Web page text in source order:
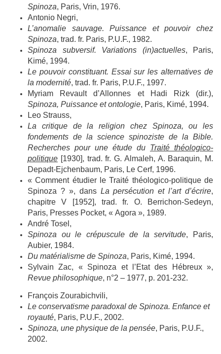
Spinoza, Paris, Vrin, 1976.
Antonio Negri,
L’anomalie sauvage. Puissance et pouvoir chez
Spinoza, trad. fr. Paris, P.U.F., 1982.
Spinoza subversif. Variations (in)actuelles, Paris,
Kimé, 1994.
Le pouvoir constituant. Essai sur les alternatives de
la modernité, trad. fr. Paris, P.U.F., 1997.
Myriam Revault d’Allonnes et Hadi Rizk (dir.),
Spinoza, Puissance et ontologie, Paris, Kimé, 1994.
Leo Strauss,
La critique de la religion chez Spinoza, ou les
fondements de la science spinoziste de la Bible.
Recherches pour une étude du Traité théologico-
politique [1930], trad. fr. G. Almaleh, A. Baraquin, M.
Depadt-Ejchenbaum, Paris, Le Cerf, 1996.
« Comment étudier le Traité théologico-politique de
Spinoza ? », dans La persécution et l’art d’écrire,
chapitre V [1952], trad. fr. O. Berrichon-Sedeyn,
Paris, Presses Pocket, « Agora », 1989.
André Tosel,
Spinoza ou le crépuscule de la servitude, Paris,
Aubier, 1984.
Du matérialisme de Spinoza, Paris, Kimé, 1994.
Sylvain Zac, « Spinoza et l’Etat des Hébreux »,
Revue philosophique, n°2 – 1977, p. 201-232.
François Zourabichvili,
Le conservatisme paradoxal de Spinoza. Enfance et
royauté, Paris, P.U.F., 2002.
Spinoza, une physique de la pensée, Paris, P.U.F.,
2002.